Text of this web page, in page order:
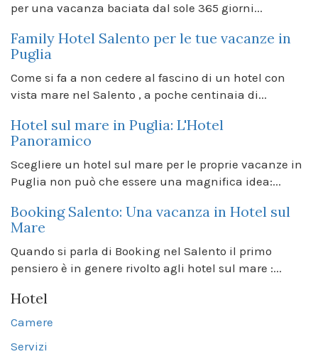
per una vacanza baciata dal sole 365 giorni...
Family Hotel Salento per le tue vacanze in
Puglia
Come si fa a non cedere al fascino di un hotel con
vista mare nel Salento , a poche centinaia di...
Hotel sul mare in Puglia: L'Hotel
Panoramico
Scegliere un hotel sul mare per le proprie vacanze in
Puglia non può che essere una magnifica idea:...
Booking Salento: Una vacanza in Hotel sul
Mare
Quando si parla di Booking nel Salento il primo
pensiero è in genere rivolto agli hotel sul mare :...
Hotel
Camere
Servizi